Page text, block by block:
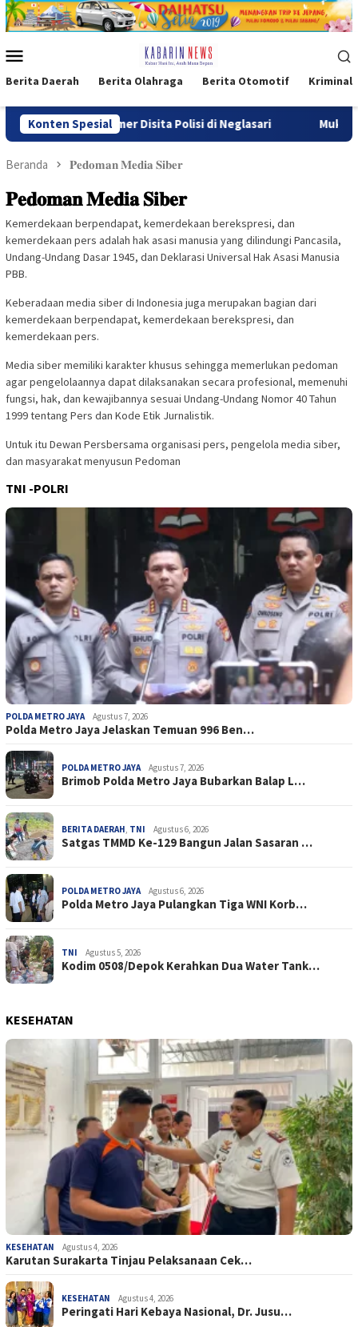
Loncat
ke
Mobile
Berita Daerah Berita Olahraga Berita Otomotif Kriminal
Konten Spesial
Hexymer Disita Polisi di Neglasari Muktamar XVI
Beranda 𝐏𝐞𝐝𝐨𝐦𝐚𝐧 𝐌𝐞𝐝𝐢𝐚 𝐒𝐢𝐛𝐞𝐫
𝐏𝐞𝐝𝐨𝐦𝐚𝐧 𝐌𝐞𝐝𝐢𝐚 𝐒𝐢𝐛𝐞𝐫
Kemerdekaan berpendapat, kemerdekaan berekspresi, dan
kemerdekaan pers adalah hak asasi manusia yang dilindungi Pancasila,
Undang-Undang Dasar 1945, dan Deklarasi Universal Hak Asasi Manusia
PBB.
Keberadaan media siber di Indonesia juga merupakan bagian dari
kemerdekaan berpendapat, kemerdekaan berekspresi, dan
kemerdekaan pers.
Media siber memiliki karakter khusus sehingga memerlukan pedoman
agar pengelolaannya dapat dilaksanakan secara profesional, memenuhi
fungsi, hak, dan kewajibannya sesuai Undang-Undang Nomor 40 Tahun
1999 tentang Pers dan Kode Etik Jurnalistik.
Untuk itu Dewan Persbersama organisasi pers, pengelola media siber,
dan masyarakat menyusun Pedoman
TNI -POLRI
POLDA METRO JAYA Agustus 7, 2026
Polda Metro Jaya Jelaskan Temuan 996 Ben…
POLDA METRO JAYA Agustus 7, 2026
Brimob Polda Metro Jaya Bubarkan Balap L…
BERITA DAERAH TNI Agustus 6, 2026
Satgas TMMD Ke-129 Bangun Jalan Sasaran …
POLDA METRO JAYA Agustus 6, 2026
Polda Metro Jaya Pulangkan Tiga WNI Korb…
TNI Agustus 5, 2026
Kodim 0508/Depok Kerahkan Dua Water Tank…
KESEHATAN
KESEHATAN Agustus 4, 2026
Karutan Surakarta Tinjau Pelaksanaan Cek…
KESEHATAN Agustus 4, 2026
Peringati Hari Kebaya Nasional, Dr. Jusu…